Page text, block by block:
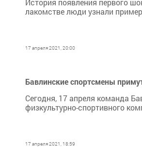
История появления первого
лакомстве люди узнали
17 апреля 2021, 20:00
Бавлинские спортсмены
Сегодня, 17 апреля команда
физкультурно-спортивного
17 апреля 2021, 18:59